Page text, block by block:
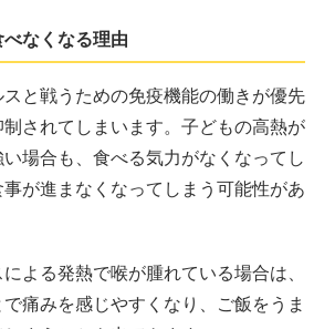
なくなる理由
と戦うための免疫機能の働きが優先
されてしまいます。子どもの高熱が
場合も、食べる気力がなくなってし
が進まなくなってしまう可能性があ
よる発熱で喉が腫れている場合は、
痛みを感じやすくなり、ご飯をうま